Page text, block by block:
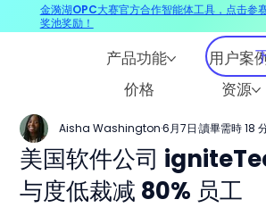
产品功能
用户案
价格
资源
美国软件公司
与度低裁减 80% 员工
Aisha Washington 6月7日 讀畢需時 18
金漪湖OPC大赛官方合作智能体工具，点击
奖池奖励！